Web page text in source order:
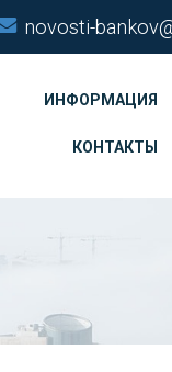
novosti-
ИНФОРМАЦИЯ
КОНТАКТЫ